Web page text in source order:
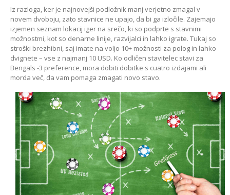
Iz razloga, ker je najnovejši podložnik manj verjetno zmagal v
novem dvoboju, zato stavnice ne upajo, da bi ga izločile. Zajemajo
izjemen seznam lokacij iger na srečo, ki so podprte s stavnimi
možnostmi, kot so denarne linije, razvijalci in lahko igrate. Tukaj so
stroški brezhibni, saj imate na voljo 10+ možnosti za polog in lahko
dvignete – vse z najmanj 10 USD. Ko odličen stavitelec stavi za
Bengals -3 preference, mora dobiti dobitke s cuatro izdajami ali
morda več, da vam pomaga zmagati novo stavo.